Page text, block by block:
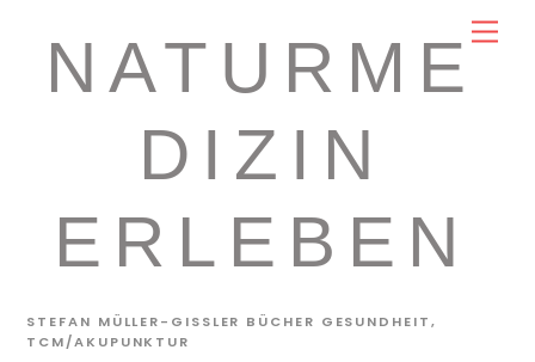
contentNATURME
DIZIN
ERLEBEN
STEFAN MÜLLER-GISSLER BÜCHER GESUNDHEIT,
TCM/AKUPUNKTUR